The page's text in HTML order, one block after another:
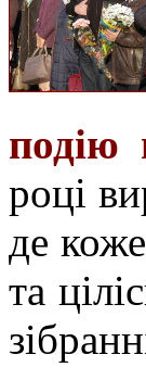
подію
році
де
та